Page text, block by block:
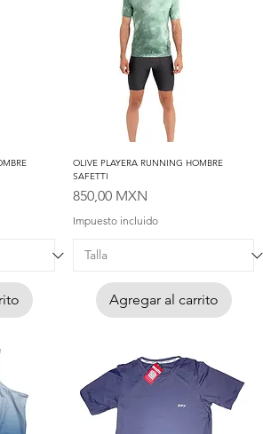
OLIVE PLAYERA RUNNING HOMBRE
SAFETTI
Precio
850,00 MXN
Impuesto incluido
Agregar al carrito